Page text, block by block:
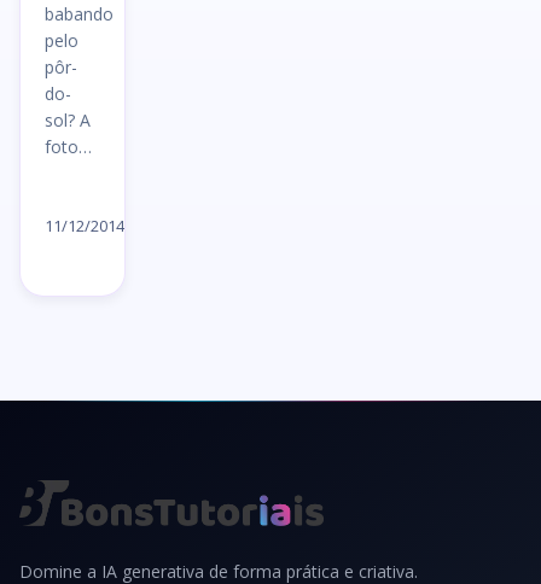
babando
pelo
pôr-
do-
sol? A
foto…
11/12/2014
Domine a IA generativa de forma prática e criativa.